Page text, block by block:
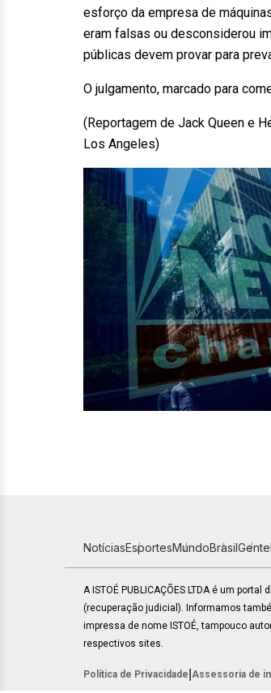
esforço da empresa de
eram falsas ou desconsiderou
públicas devem provar para
O julgamento, marcado para
(Reportagem de Jack Queen e
Los Angeles)
NotíciasEsportesMundoBrasilGente
A ISTOÉ PUBLICAÇÕES LTDA é um
(recuperação judicial). Informamos
impressa de nome ISTOÉ, tampouco
respectivos sites.
Política de Privacidade Assessoria de